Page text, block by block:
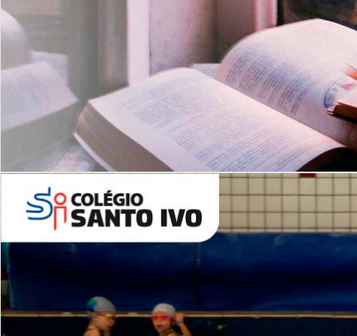
Leituras Literárias
6º AO 9º ANO FUNDAMENTAL
Inglês: Turmas Reduzidas
(Proficiência)
ALUNOS NOVOS
Entre em Contato